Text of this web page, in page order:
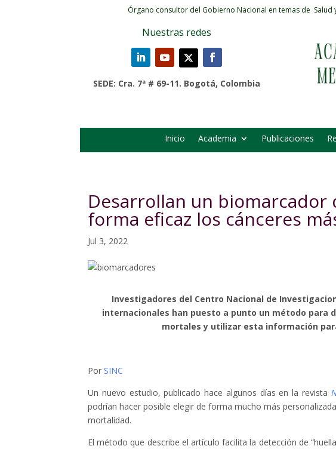
Órgano consultor del Gobierno Nacional en temas de Salud
Nuestras redes
SEDE: Cra. 7ª # 69-11. Bogotá, Colombia
Inicio Academia Publicaciones
Desarrollan un
forma eficaz los cánceres
Jul 3, 2022
Investigadores del Centro Nacional de
internacionales han puesto a punto un método para
mortales y utilizar esta información
Por SINC
Un nuevo estudio, publicado hace algunos días en la revista
podrían hacer posible elegir de forma mucho más
mortalidad.
El método que describe el artículo facilita la detección de